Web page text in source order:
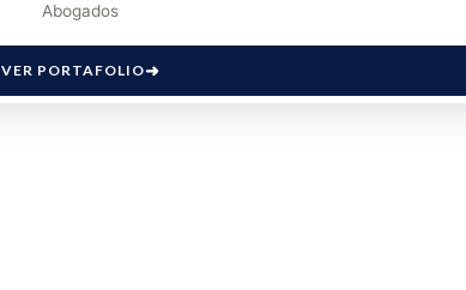
Abogados
VER PORTAFOLIO